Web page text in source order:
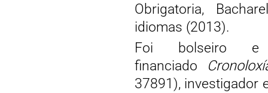
Obrigatoria,
idiomas (2013).
Foi bolseiro e
financiado
37891), investigador